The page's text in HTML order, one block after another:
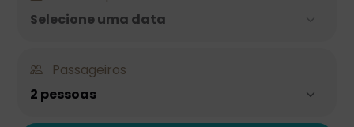
Selecione uma data
Passageiros
2 pessoas